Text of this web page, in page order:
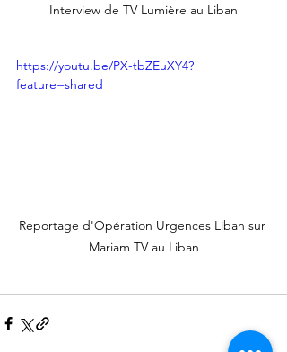
Interview de TV Lumière au Liban
https://youtu.be/PX-tbZEuXY4?
feature=shared
Reportage d'Opération Urgences Liban sur
Mariam TV au Liban